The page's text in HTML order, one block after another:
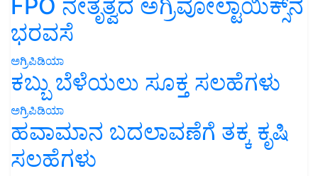
FPO ನೇತೃತ್ವದ ಅಗ್ರಿವೋಲ್ಟಾಯಿಕ್ಸ್‌ನ
ಭರವಸೆ
ಅಗ್ರಿಪಿಡಿಯಾ
ಕಬ್ಬು ಬೆಳೆಯಲು ಸೂಕ್ತ ಸಲಹೆಗಳು
ಅಗ್ರಿಪಿಡಿಯಾ
ಹವಾಮಾನ ಬದಲಾವಣೆಗೆ ತಕ್ಕ ಕೃಷಿ
ಸಲಹೆಗಳು